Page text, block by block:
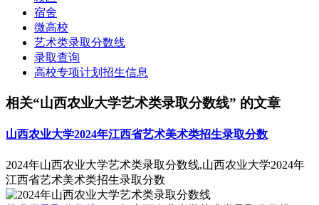
宿舍
微高校
艺术类录取分数线
录取查询
高校专项计划招生信息
相关“山西农业大学艺术类录取分数线” 的文章
山西农业大学2024年江西省艺术美术类招生录取分数
2024年山西农业大学艺术类录取分数线,山西农业大学2024年
江西省艺术美术类招生录取分数